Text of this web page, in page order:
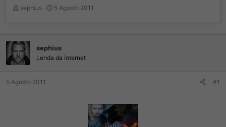
I
i
a
d
r
sephius
D
e
5 Agosto 2011
sephius
Lenda da internet
5 Agosto 2011 #1